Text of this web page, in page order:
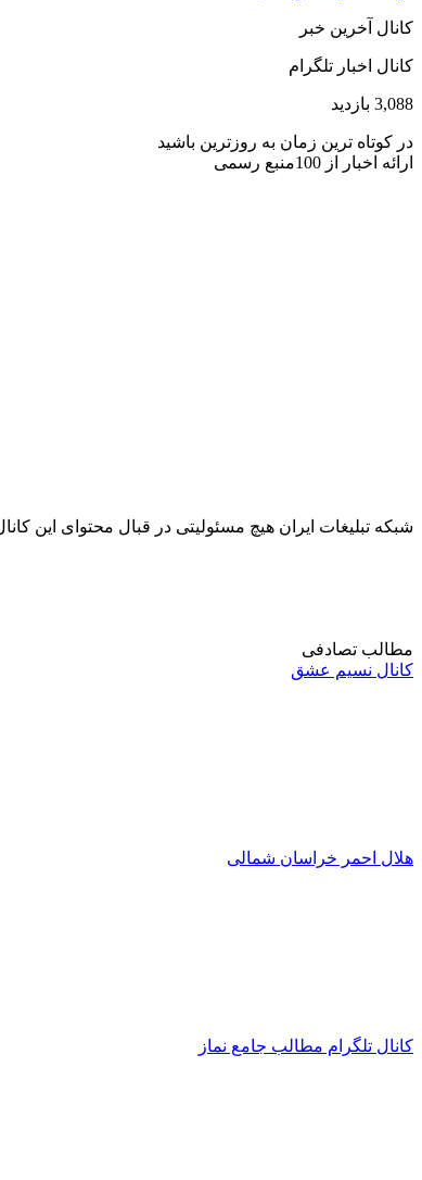
کانال آخرین خبر
کانال اخبار تلگرام
3,088 بازدید
در کوتاه ترین زمان به روزترین باشید
ارائه اخبار از 100منبع رسمی
شبکه تبلیغات ایران هیچ مسئولیتی در قبال محتوای این
مطالب تصادفی
کانال نسیم عشق
هلال احمر خراسان شمالی
کانال تلگرام مطالب جامع نماز